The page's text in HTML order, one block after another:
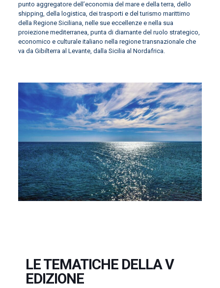
punto aggregatore dell’economia del mare e della terra, dello
shipping, della logistica, dei trasporti e del turismo marittimo
della Regione Siciliana, nelle sue eccellenze e nella sua
proiezione mediterranea, punta di diamante del ruolo strategico,
economico e culturale italiano nella regione transnazionale che
va da Gibilterra al Levante, dalla Sicilia al Nordafrica.
LE TEMATICHE DELLA V
EDIZIONE